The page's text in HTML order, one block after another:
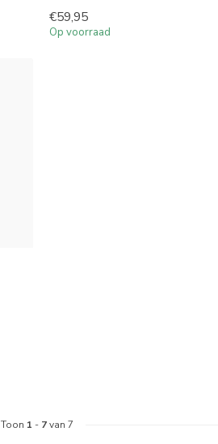
€59,95
Op voorraad
Toon 1 - 7van 7